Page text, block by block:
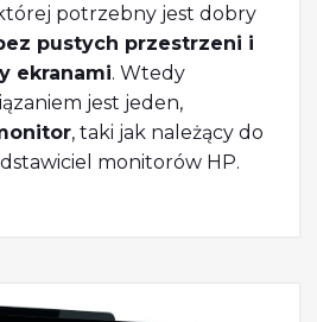
potrzebny jest dobry
pustych przestrzeni i
ekranami. Wtedy
jest jeden,
, taki jak należący do
monitorów HP.